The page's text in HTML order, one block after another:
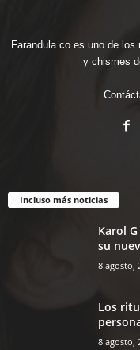
Farandula.co es uno de
y chismes
Incluso más noticias
Karol
su
8 agosto,
Los
8 agosto,